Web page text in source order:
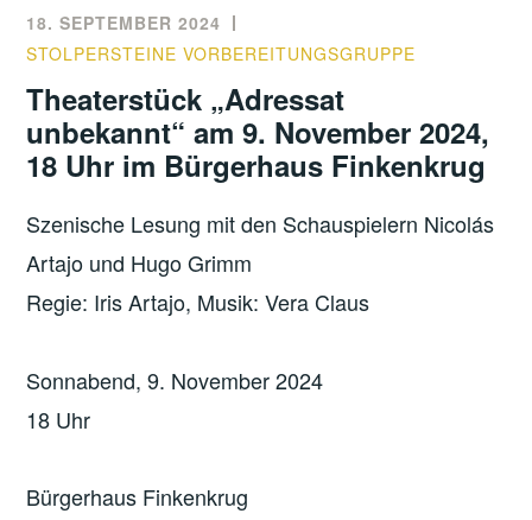
18. SEPTEMBER 2024
STOLPERSTEINE VORBEREITUNGSGRUPPE
Theaterstück „Adressat
unbekannt“ am 9. November 2024,
18 Uhr im Bürgerhaus Finkenkrug
Szenische Lesung mit den Schauspielern Nicolás
Artajo und Hugo Grimm
Regie: Iris Artajo, Musik: Vera Claus
Sonnabend, 9. November 2024
18 Uhr
Bürgerhaus Finkenkrug